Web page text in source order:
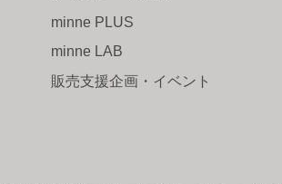
minne PLUS
minne LAB
販売支援企画・イベント